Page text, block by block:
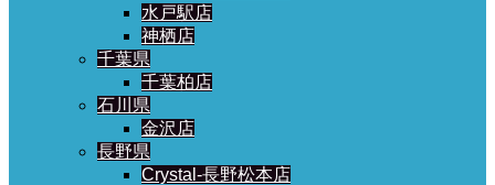
水戸駅店
神栖店
千葉県
千葉柏店
石川県
金沢店
長野県
Crystal-長野松本店